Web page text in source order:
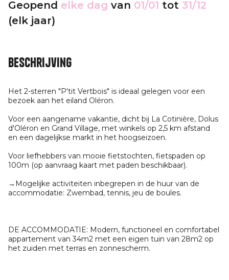
Geopend elke dag van 01/01 tot 31/12
(elk jaar)
Beschrijving
Het 2-sterren "P'tit Vertbois" is ideaal gelegen voor een
bezoek aan het eiland Oléron.
Voor een aangename vakantie, dicht bij La Cotinière, Dolus
d'Oléron en Grand Village, met winkels op 2,5 km afstand
en een dagelijkse markt in het hoogseizoen.
Voor liefhebbers van mooie fietstochten, fietspaden op
100m (op aanvraag kaart met paden beschikbaar).
→Mogelijke activiteiten inbegrepen in de huur van de
accommodatie: Zwembad, tennis, jeu de boules.
DE ACCOMMODATIE: Modern, functioneel en comfortabel
appartement van 34m2 met een eigen tuin van 28m2 op
het zuiden met terras en zonnescherm.